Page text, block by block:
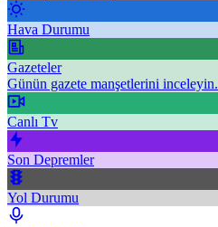
Hava Durumu
Gazeteler
Günün gazete manşetlerini inceleyin.
Canlı Tv
Son Depremler
Yol Durumu